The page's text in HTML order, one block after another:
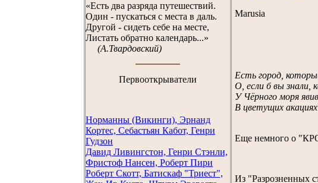
«Есть два разряда путешествий.
Один - пускаться с места в даль.
Другой - сидеть себе на месте,
Листать обратно календарь...»
(А.Твардовский)
Первооткрыватели
Норманны (Викинги), Эрнанд
Кортес, Себастьян Кабот, Генри
Гудзон
Давид Ливингстон, Генри Стэнли,
Фристоф Нансен, Роберт Пири
Роберт Скотт, Батискаф "Триест",
Marusia
Есть город,
О, если б вы знали,
У Чёрного моря
В цветущих
Еще немного о
Из "Разрозненных